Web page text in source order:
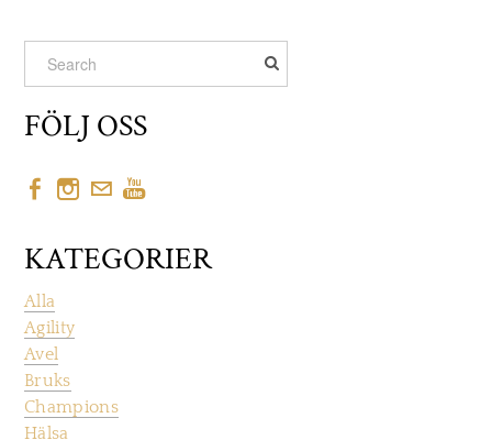
FÖLJ OSS
KATEGORIER
Alla
Agility
Avel
Bruks
Champions
Hälsa